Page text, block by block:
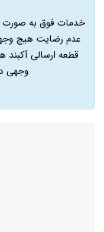
عدم رضایت هیچ
قطعه ارسالی
وجهی